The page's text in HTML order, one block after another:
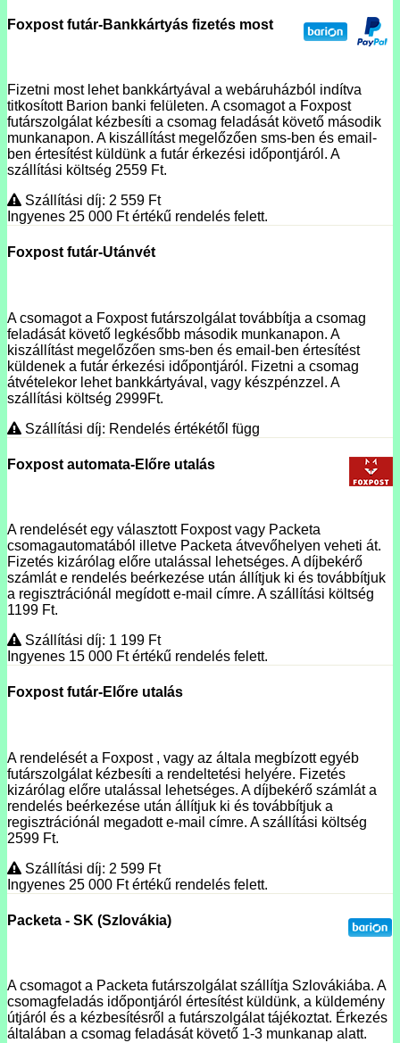
Foxpost futár-Bankkártyás fizetés most
Fizetni most lehet bankkártyával a webáruházból indítva
titkosított Barion banki felületen. A csomagot a Foxpost
futárszolgálat kézbesíti a csomag feladását követő második
munkanapon. A kiszállítást megelőzően sms-ben és email-
ben értesítést küldünk a futár érkezési időpontjáról. A
szállítási költség 2559 Ft.
Szállítási díj: 2 559 Ft
Ingyenes 25 000 Ftértékű rendelés felett.
Foxpost futár-Utánvét
A csomagot a Foxpost futárszolgálat továbbítja a csomag
feladását követő legkésőbb második munkanapon. A
kiszállítást megelőzően sms-ben és email-ben értesítést
küldenek a futár érkezési időpontjáról. Fizetni a csomag
átvételekor lehet bankkártyával, vagy készpénzzel. A
szállítási költség 2999Ft.
Szállítási díj: Rendelés értékétől függ
Foxpost automata-Előre utalás
A rendelését egy választott Foxpost vagy Packeta
csomagautomatából illetve Packeta átvevőhelyen veheti át.
Fizetés kizárólag előre utalással lehetséges. A díjbekérő
számlát e rendelés beérkezése után állítjuk ki és továbbítjuk
a regisztrációnál megídott e-mail címre. A szállítási költség
1199 Ft.
Szállítási díj: 1 199 Ft
Ingyenes 15 000 Ftértékű rendelés felett.
Foxpost futár-Előre utalás
A rendelését a Foxpost , vagy az általa megbízott egyéb
futárszolgálat kézbesíti a rendeltetési helyére. Fizetés
kizárólag előre utalással lehetséges. A díjbekérő számlát a
rendelés beérkezése után állítjuk ki és továbbítjuk a
regisztrációnál megadott e-mail címre. A szállítási költség
2599 Ft.
Szállítási díj: 2 599 Ft
Ingyenes 25 000 Ftértékű rendelés felett.
Packeta - SK (Szlovákia)
A csomagot a Packeta futárszolgálat szállítja Szlovákiába. A
csomagfeladás időpontjáról értesítést küldünk, a küldemény
útjáról és a kézbesítésről a futárszolgálat tájékoztat. Érkezés
általában a csomag feladását követő 1-3 munkanap alatt.